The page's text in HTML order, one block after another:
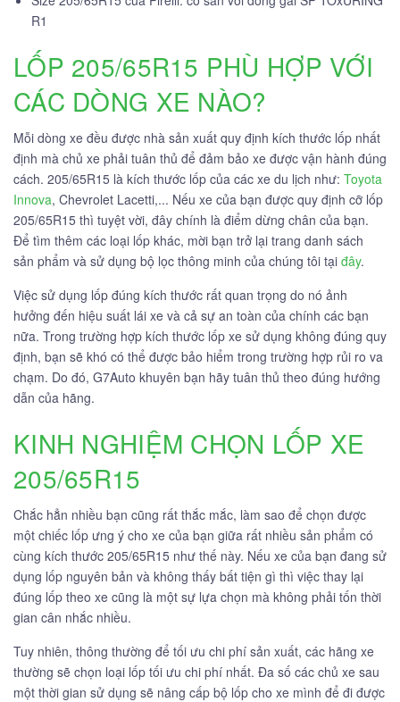
R1
LỐP 205/65R15 PHÙ HỢP VỚI
CÁC DÒNG XE NÀO?
Mỗi dòng xe đều được nhà sản xuất quy định kích thước lốp nhất
định mà chủ xe phải tuân thủ để đảm bảo xe được vận hành đúng
cách. 205/65R15 là kích thước lốp của các xe du lịch như: Toyota
Innova, Chevrolet Lacetti,... Nếu xe của bạn được quy định cỡ lốp
205/65R15 thì tuyệt vời, đây chính là điểm dừng chân của bạn.
Để tìm thêm các loại lốp khác, mời bạn trở lại trang danh sách
sản phẩm và sử dụng bộ lọc thông minh của chúng tôi tại đây.
Việc sử dụng lốp đúng kích thước rất quan trọng do nó ảnh
hưởng đến hiệu suất lái xe và cả sự an toàn của chính các bạn
nữa. Trong trường hợp kích thước lốp xe sử dụng không đúng quy
định, bạn sẽ khó có thể được bảo hiểm trong trường hợp rủi ro va
chạm. Do đó, G7Auto khuyên bạn hãy tuân thủ theo đúng hướng
dẫn của hãng.
KINH NGHIỆM CHỌN LỐP XE
205/65R15
Chắc hẳn nhiều bạn cũng rất thắc mắc, làm sao để chọn được
một chiếc lốp ưng ý cho xe của bạn giữa rất nhiều sản phẩm có
cùng kích thước 205/65R15 như thế này. Nếu xe của bạn đang sử
dụng lốp nguyên bản và không thấy bất tiện gì thì việc thay lại
đúng lốp theo xe cũng là một sự lựa chọn mà không phải tốn thời
gian cân nhắc nhiều.
Tuy nhiên, thông thường để tối ưu chi phí sản xuất, các hãng xe
thường sẽ chọn loại lốp tối ưu chi phí nhất. Đa số các chủ xe sau
một thời gian sử dụng sẽ nâng cấp bộ lốp cho xe mình để đi được